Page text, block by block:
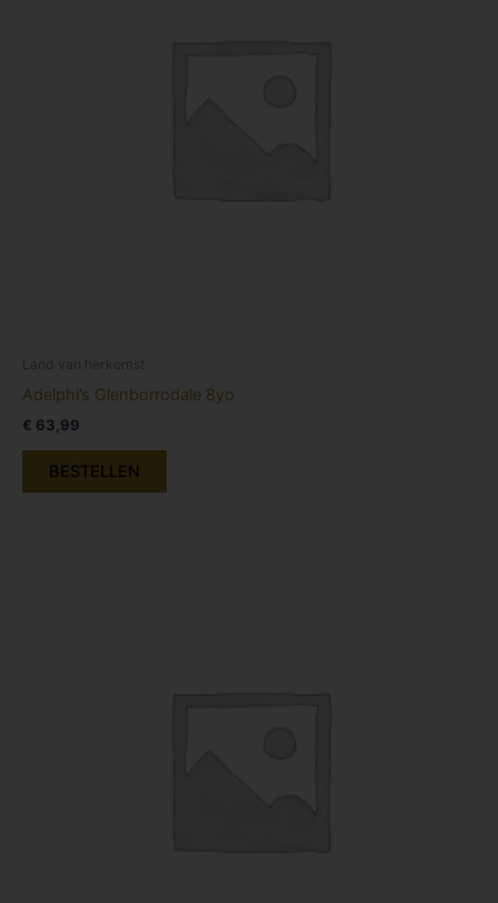
Land van herkomst
Adelphi’s Glenborrodale 8yo
€ 63,99
BESTELLEN